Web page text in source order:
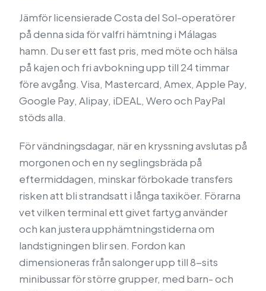
Jämför licensierade Costa del Sol-operatörer
på denna sida för valfri hämtning i Málagas
hamn. Du ser ett fast pris, med möte och hälsa
på kajen och fri avbokning upp till 24 timmar
före avgång. Visa, Mastercard, Amex, Apple Pay,
Google Pay, Alipay, iDEAL, Wero och PayPal
stöds alla.
För vändningsdagar, när en kryssning avslutas på
morgonen och en ny seglingsbräda på
eftermiddagen, minskar förbokade transfers
risken att bli strandsatt i långa taxiköer. Förarna
vet vilken terminal ett givet fartyg använder
och kan justera upphämtningstiderna om
landstigningen blir sen. Fordon kan
dimensioneras från salonger upp till 8-sits
minibussar för större grupper, med barn- och